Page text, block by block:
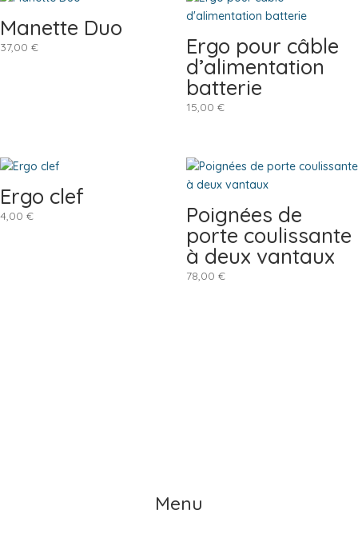
Manette Duo
37,00 € Ergo pour câble
d’alimentation
batterie
15,00 €
Ergo clef
4,00 € Poignées de
porte coulissante
à deux vantaux
78,00 €
Menu